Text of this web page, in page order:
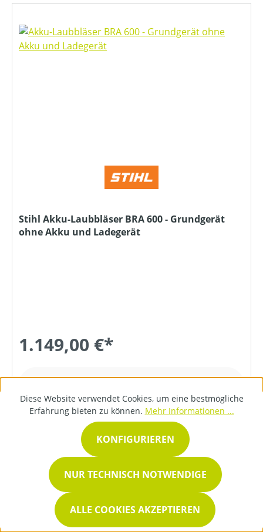
Stihl Akku-Laubbläser BRA 600 - Grundgerät
ohne Akku und Ladegerät
1.149,00 €*
Diese Website verwendet Cookies, um eine bestmögliche
Erfahrung bieten zu können. Mehr Informationen ...
NUR TECHNISCH NOTWENDIGE
KONFIGURIEREN
ALLE COOKIES AKZEPTIEREN